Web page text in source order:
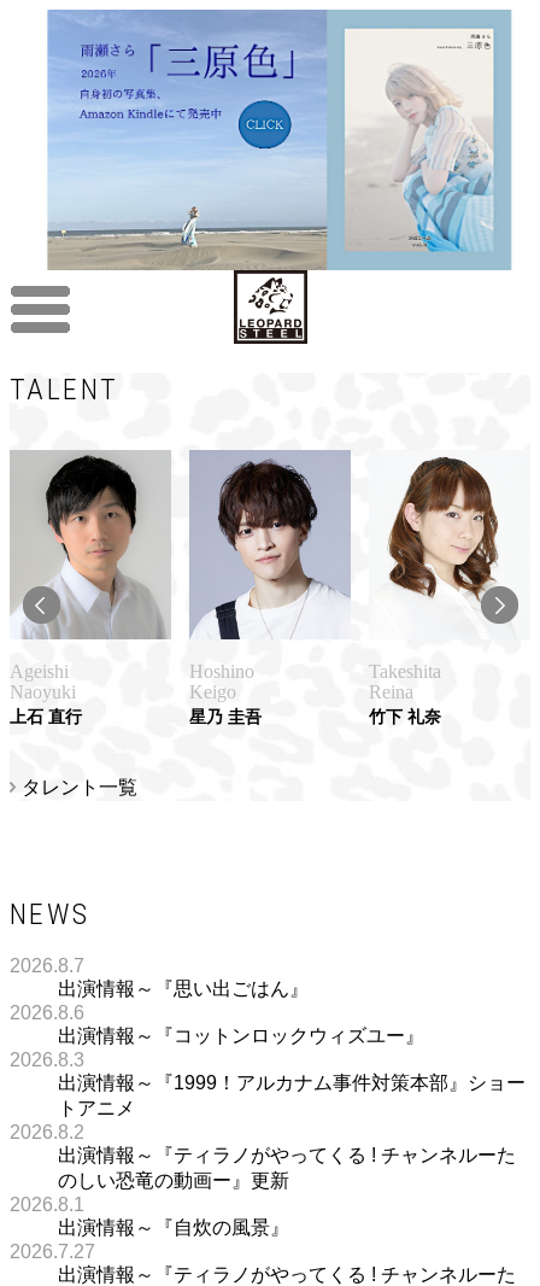
TALENT
Ageishi
Naoyuki
上石 直行
Hoshino
Keigo
星乃 圭吾
Takeshita
Reina
竹下 礼奈
タレント一覧
NEWS
2026.8.7
出演情報～『思い出ごはん』
2026.8.6
出演情報～『コットンロックウィズユー』
2026.8.3
出演情報～『1999！アルカナム事件対策本部』ショー
トアニメ
2026.8.2
出演情報～『ティラノがやってくる ! チャンネルーた
のしい恐竜の動画ー』更新
2026.8.1
出演情報～『自炊の風景』
2026.7.27
出演情報～『ティラノがやってくる ! チャンネルーた